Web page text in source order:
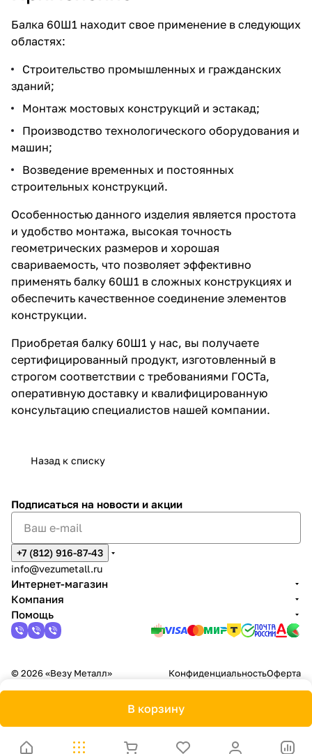
Балка 60Ш1 находит свое применение в следующих
областях:
Строительство промышленных и гражданских
зданий;
Монтаж мостовых конструкций и эстакад;
Производство технологического оборудования и
машин;
Возведение временных и постоянных
строительных конструкций.
Особенностью данного изделия является простота
и удобство монтажа, высокая точность
геометрических размеров и хорошая
свариваемость, что позволяет эффективно
применять балку 60Ш1 в сложных конструкциях и
обеспечить качественное соединение элементов
конструкции.
Приобретая балку 60Ш1 у нас, вы получаете
сертифицированный продукт, изготовленный в
строгом соответствии с требованиями ГОСТа,
оперативную доставку и квалифицированную
консультацию специалистов нашей компании.
Назад к списку
В корзину
Подписаться на новости и акции
+7 (812) 916-87-43
info@vezumetall.ru
Интернет-магазин
Компания
Помощь
© 2026 «Везу Металл» КонфиденциальностьОферта